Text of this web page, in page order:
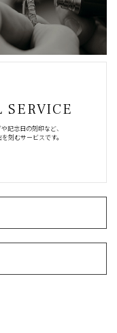
SERVICE
記念日の刻印など、
刻むサービスです。